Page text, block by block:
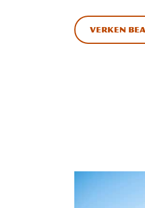
Verken